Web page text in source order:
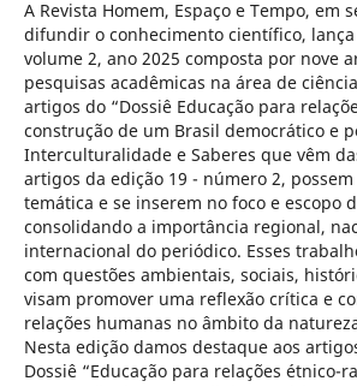
A Revista Homem, Espaço e Tempo, em
difundir o conhecimento científico, lança
volume 2, ano 2025 composta por nove
pesquisas acadêmicas na área de
artigos do “Dossiê Educação para
construção de um Brasil democrático e
Interculturalidade e Saberes que vêm
artigos da edição 19 - número 2,
temática e se inserem no foco e escopo
consolidando a importância regional,
internacional do periódico. Esses
com questões ambientais, sociais,
visam promover uma reflexão crítica e
relações humanas no âmbito da
Nesta edição damos destaque aos
Dossiê “Educação para relações étnico-